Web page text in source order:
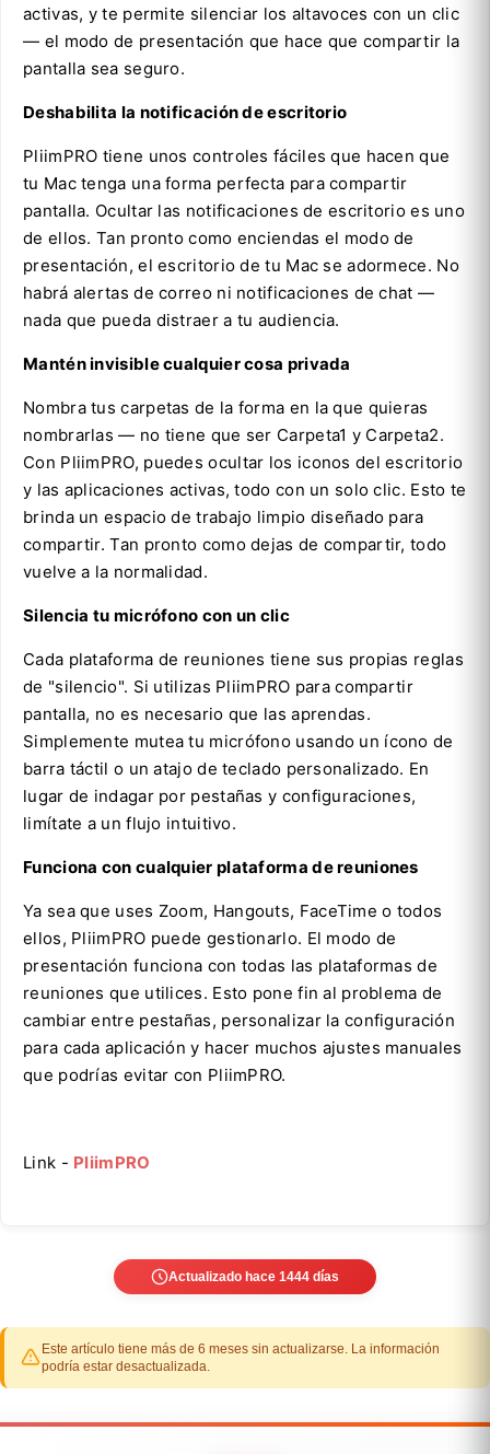
activas, y te permite silenciar los altavoces con un clic
— el modo de presentación que hace que compartir la
pantalla sea seguro.
Deshabilita la notificación de escritorio
PliimPRO tiene unos controles fáciles que hacen que
tu Mac tenga una forma perfecta para compartir
pantalla. Ocultar las notificaciones de escritorio es uno
de ellos. Tan pronto como enciendas el modo de
presentación, el escritorio de tu Mac se adormece. No
habrá alertas de correo ni notificaciones de chat —
nada que pueda distraer a tu audiencia.
Mantén invisible cualquier cosa privada
Nombra tus carpetas de la forma en la que quieras
nombrarlas — no tiene que ser Carpeta1 y Carpeta2.
Con PliimPRO, puedes ocultar los iconos del escritorio
y las aplicaciones activas, todo con un solo clic. Esto te
brinda un espacio de trabajo limpio diseñado para
compartir. Tan pronto como dejas de compartir, todo
vuelve a la normalidad.
Silencia tu micrófono con un clic
Cada plataforma de reuniones tiene sus propias reglas
de "silencio". Si utilizas PliimPRO para compartir
pantalla, no es necesario que las aprendas.
Simplemente mutea tu micrófono usando un ícono de
barra táctil o un atajo de teclado personalizado. En
lugar de indagar por pestañas y configuraciones,
limítate a un flujo intuitivo.
Funciona con cualquier plataforma de reuniones
Ya sea que uses Zoom, Hangouts, FaceTime o todos
ellos, PliimPRO puede gestionarlo. El modo de
presentación funciona con todas las plataformas de
reuniones que utilices. Esto pone fin al problema de
cambiar entre pestañas, personalizar la configuración
para cada aplicación y hacer muchos ajustes manuales
que podrías evitar con PliimPRO.
Link - PliimPRO
Actualizado hace 1444 días
Este artículo tiene más de 6 meses sin actualizarse. La información
podría estar desactualizada.